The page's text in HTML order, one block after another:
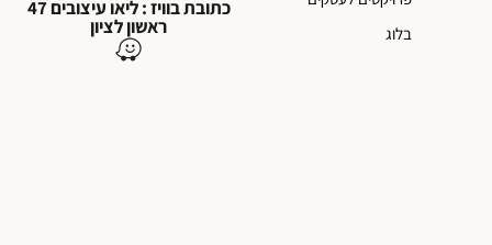
בלוג
כתובת בוויז : ליאו עיצובים 47
ראשון לציון